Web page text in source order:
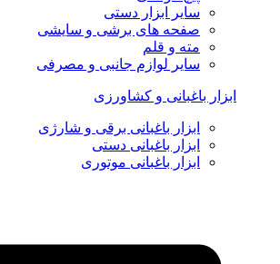
سایر ابزار دستی
صفحه های برشی و سایشی
مته و قلم
سایر لوازم جانبی و مصرفی
ابزار باغبانی و کشاورزی
ابزار باغبانی برقی و شارژی
ابزار باغبانی دستی
ابزار باغبانی موتوری